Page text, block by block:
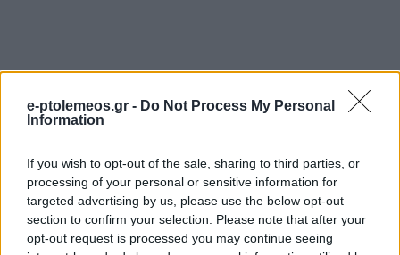
e-ptolemeos.gr - Do Not Process My Personal
Information
If you wish to opt-out of the sale, sharing to third parties, or
processing of your personal or sensitive information for
targeted advertising by us, please use the below opt-out
section to confirm your selection. Please note that after your
opt-out request is processed you may continue seeing